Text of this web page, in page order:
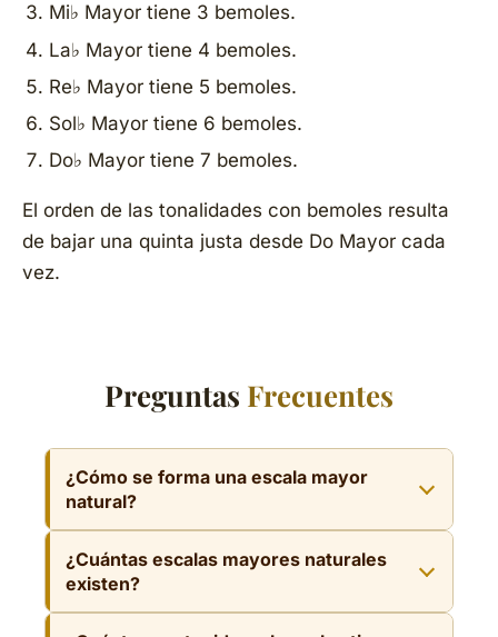
Mi♭ Mayor tiene 3 bemoles.
La♭ Mayor tiene 4 bemoles.
Re♭ Mayor tiene 5 bemoles.
Sol♭ Mayor tiene 6 bemoles.
Do♭ Mayor tiene 7 bemoles.
El orden de las tonalidades con bemoles resulta
de bajar una quinta justa desde Do Mayor cada
vez.
Preguntas Frecuentes
¿Cómo se forma una escala mayor
natural?
aplicando la secuencia Tono-Tono-
Semitono-Tono-Tono-Tono-Semitono a partir
¿Cuántas escalas mayores naturales
existen?